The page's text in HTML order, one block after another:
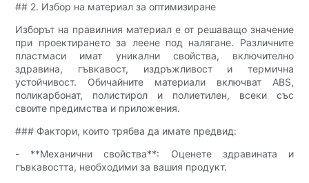
## 2. Избор на материал за оптимизиране
Изборът на правилния материал е от решаващо значение
при проектирането за леене под налягане. Различните
пластмаси имат уникални свойства, включително
здравина, гъвкавост, издръжливост и термична
устойчивост. Обичайните материали включват ABS,
поликарбонат, полистирол и полиетилен, всеки със
своите предимства и приложения.
### Фактори, които трябва да имате предвид:
- **Механични свойства**: Оценете здравината и
гъвкавостта, необходими за вашия продукт.